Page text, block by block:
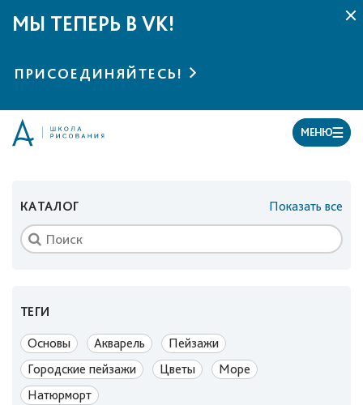
МЫ ТЕПЕРЬ В VK!
ПРИСОЕДИНЯЙТЕСЬ!
МЕНЮ
КАТАЛОГ Показать все
ТЕГИ
Основы Акварель
Пейзажи
Городские пейзажи
Цветы
Море
Натюрморт